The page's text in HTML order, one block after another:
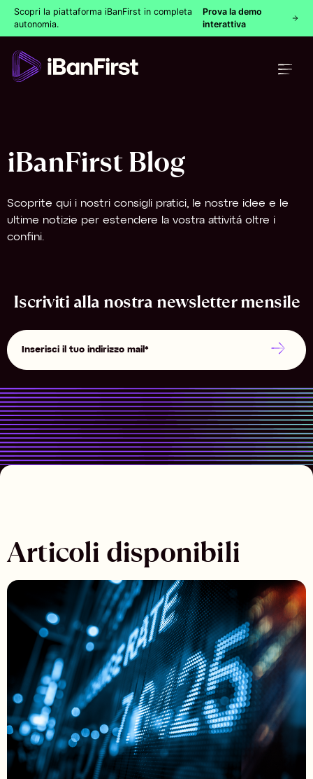
Scopri la piattaforma iBanFirst in completa
autonomia.
Prova la demo
interattiva
iBanFirst Blog
Scoprite qui i nostri consigli pratici, le nostre idee e le
ultime notizie per estendere la vostra attivitá oltre i
confini.
Iscriviti alla nostra newsletter mensile
Articoli disponibili